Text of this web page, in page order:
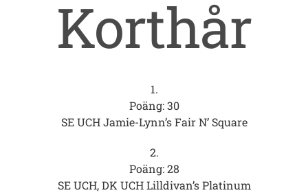
Korthår
1.
Poäng: 30
SE UCH Jamie-Lynn’s Fair N’ Square
2.
Poäng: 28
SE UCH, DK UCH Lilldivan’s Platinum